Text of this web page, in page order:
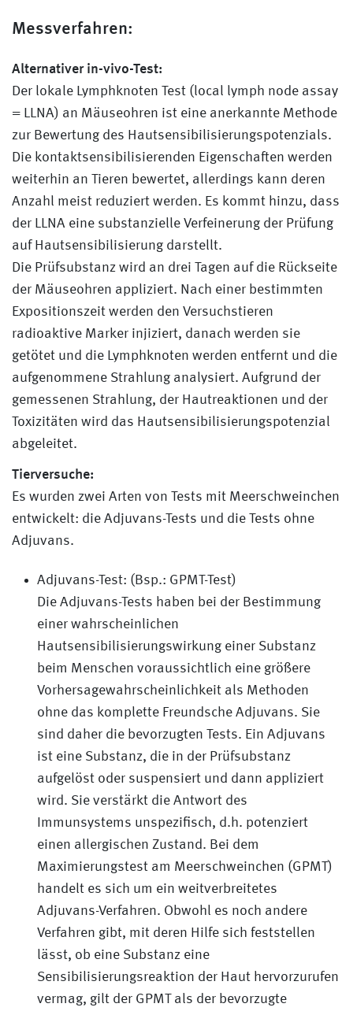
Messverfahren:
Alternativer in-vivo-Test:
Der lokale Lymphknoten Test (local lymph node assay
= LLNA) an Mäuseohren ist eine anerkannte Methode
zur Bewertung des Hautsensibilisierungspotenzials.
Die kontaktsensibilisierenden Eigenschaften werden
weiterhin an Tieren bewertet, allerdings kann deren
Anzahl meist reduziert werden. Es kommt hinzu, dass
der LLNA eine substanzielle Verfeinerung der Prüfung
auf Hautsensibilisierung darstellt.
Die Prüfsubstanz wird an drei Tagen auf die Rückseite
der Mäuseohren appliziert. Nach einer bestimmten
Expositionszeit werden den Versuchstieren
radioaktive Marker injiziert, danach werden sie
getötet und die Lymphknoten werden entfernt und die
aufgenommene Strahlung analysiert. Aufgrund der
gemessenen Strahlung, der Hautreaktionen und der
Toxizitäten wird das Hautsensibilisierungspotenzial
abgeleitet.
Tierversuche:
Es wurden zwei Arten von Tests mit Meerschweinchen
entwickelt: die Adjuvans-Tests und die Tests ohne
Adjuvans.
Adjuvans-Test: (Bsp.: GPMT-Test)
Die Adjuvans-Tests haben bei der Bestimmung
einer wahrscheinlichen
Hautsensibilisierungswirkung einer Substanz
beim Menschen voraussichtlich eine größere
Vorhersagewahrscheinlichkeit als Methoden
ohne das komplette Freundsche Adjuvans. Sie
sind daher die bevorzugten Tests. Ein Adjuvans
ist eine Substanz, die in der Prüfsubstanz
aufgelöst oder suspensiert und dann appliziert
wird. Sie verstärkt die Antwort des
Immunsystems unspezifisch, d.h. potenziert
einen allergischen Zustand. Bei dem
Maximierungstest am Meerschweinchen (GPMT)
handelt es sich um ein weitverbreitetes
Adjuvans-Verfahren. Obwohl es noch andere
Verfahren gibt, mit deren Hilfe sich feststellen
lässt, ob eine Substanz eine
Sensibilisierungsreaktion der Haut hervorzurufen
vermag, gilt der GPMT als der bevorzugte